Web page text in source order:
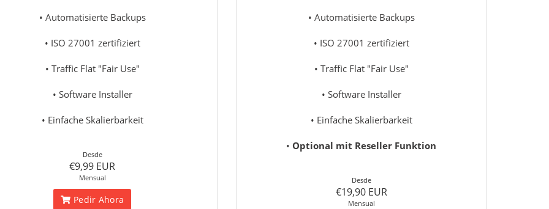
• Automatisierte Backups
• ISO 27001 zertifiziert
• Traffic Flat "Fair Use"
• Software Installer
• Einfache Skalierbarkeit
Desde
€9,99 EUR
Mensual
Pedir Ahora
• Automatisierte Backups
• ISO 27001 zertifiziert
• Traffic Flat "Fair Use"
• Software Installer
• Einfache Skalierbarkeit
• Optional mit Reseller Funktion
Desde
€19,90 EUR
Mensual